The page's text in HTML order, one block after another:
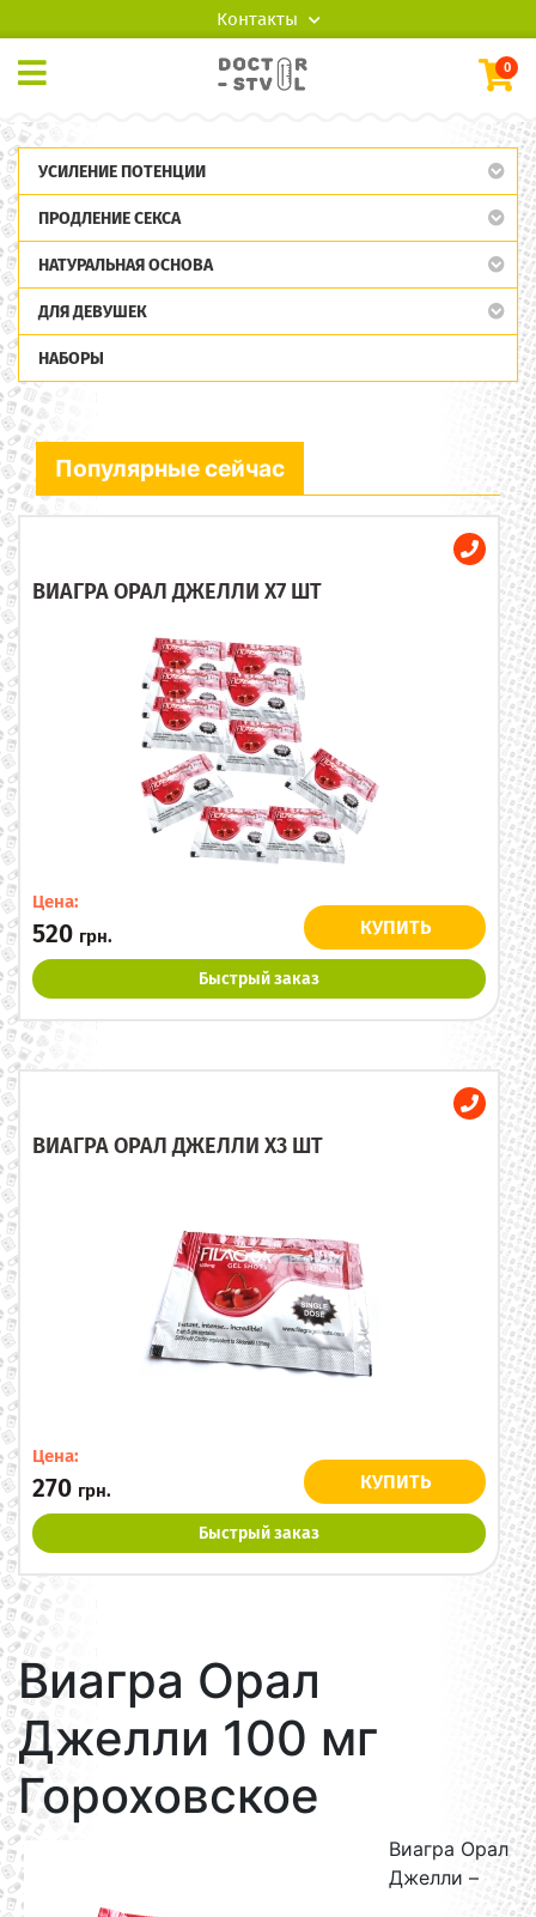
Контакты
0
УСИЛЕНИЕ ПОТЕНЦИИ
ПРОДЛЕНИЕ СЕКСА
НАТУРАЛЬНАЯ ОСНОВА
ДЛЯ ДЕВУШЕК
НАБОРЫ
Популярные сейчас
ВИАГРА ОРАЛ ДЖЕЛЛИ X7 ШТ
Цена:
520 грн. КУПИТЬ
Быстрый заказ
ВИАГРА ОРАЛ ДЖЕЛЛИ X3 ШТ
Цена:
270 грн. КУПИТЬ
Быстрый заказ
Виагра Орал
Джелли 100 мг
Гороховское
Виагра Орал
Джелли –